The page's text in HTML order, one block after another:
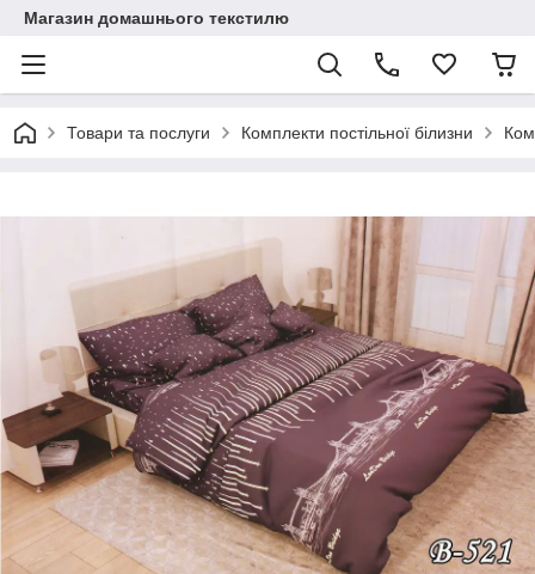
Магазин домашнього текстилю
Товари та послуги Комплекти постільної білизни